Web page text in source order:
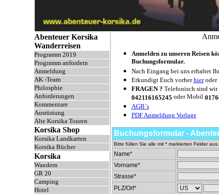
Abenteuer Korsika
Wanderreisen
Programm 2019
Programm anfordern
Anmeldung
AK -Team
Philosphie
Anforderungen
Kommentare
Ausrüstung
Alte Korsika Touren
Korsika Shop
Korsika Landkarten
Korsika Bücher
Korsika
Wandern
GR 20
Camping
Hotel
Anmelden zu unseren Reisen
Buchungsformular.
Nach Eingang bei uns erhaltet
Erkundigt Euch vorherhieroder
FRAGEN ? Telefonisch sind wir
042116165245 oder Mobil
AGB´s
PDF Anmeldung Vorlage
Buchungsformular -
Bitte füllen Sie alle mit * markierten Felder
Name*
Vorname*
Strasse*
PLZ/Ort*